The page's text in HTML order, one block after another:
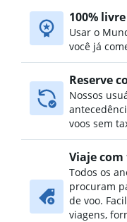
100% livre
Usar o
você já
Reserve
Nossos
voos sem
Viaje
Todos os
procuram
de voo.
viagens,